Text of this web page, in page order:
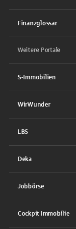
Finanzglossar
Weitere Portale
S-Immobilien
WirWunder
LBS
Deka
Jobbörse
Cockpit Immobilie